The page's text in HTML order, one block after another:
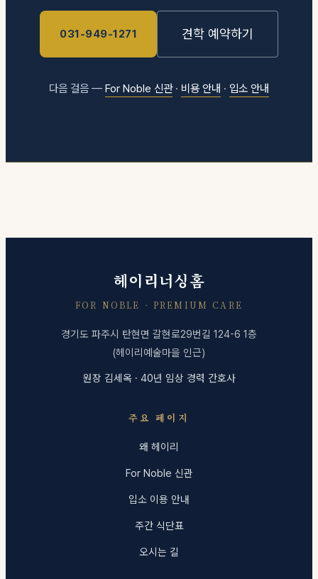
031-949-1271 견학 예약하기
다음 걸음 — For Noble 신관· 비용 안내 · 입소 안내
헤이리너싱홈
FOR NOBLE · PREMIUM CARE
경기도 파주시 탄현면 갈현로29번길 124-6 1층
(헤이리예술마을 인근)
원장 김세옥 · 40년 임상 경력 간호사
주요 페이지
왜 헤이리
For Noble 신관
입소 이용 안내
주간 식단표
오시는 길